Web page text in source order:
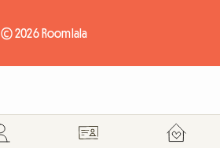
© 2026 Roomlala